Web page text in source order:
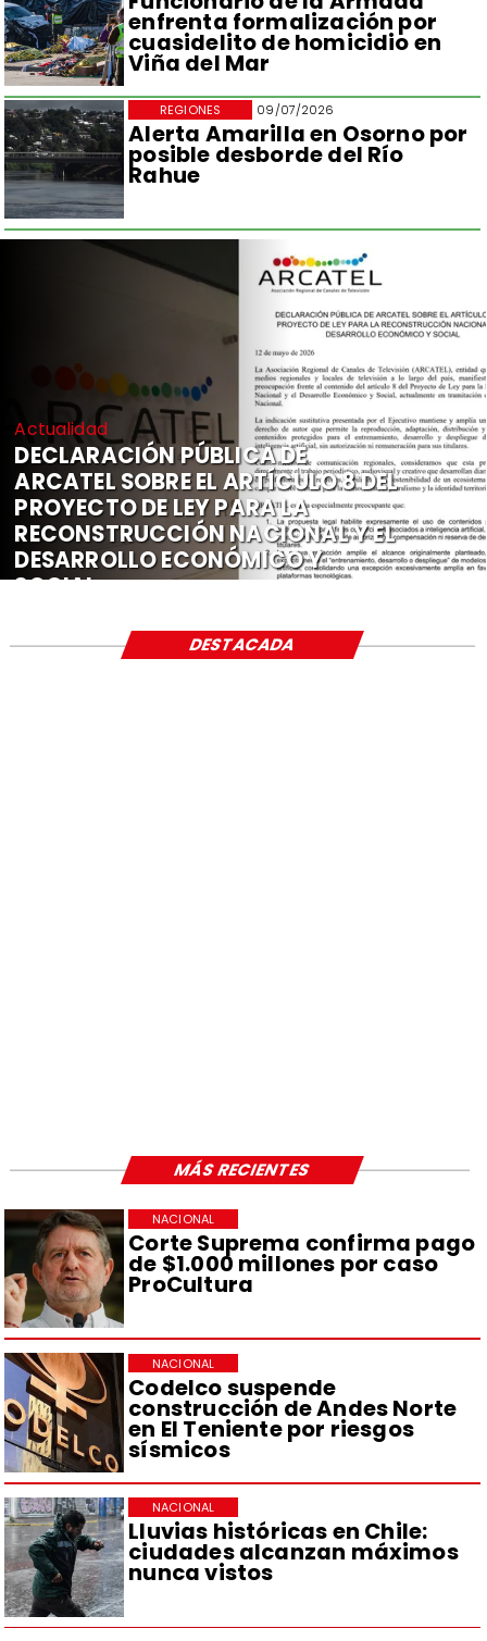
enfrenta formalización por
cuasidelito de homicidio en
Viña del Mar
09/07/2026
Alerta Amarilla en Osorno por
posible desborde del Río
Rahue
REGIONES
Actualidad
DECLARACIÓN PÚBLICA DE
ARCATEL SOBRE EL ARTÍCULO 8 DEL
PROYECTO DE LEY PARA LA
RECONSTRUCCIÓN NACIONAL Y EL
DESARROLLO ECONÓMICO Y
SOCIAL
Corte Suprema confirma pago
de $1.000 millones por caso
ProCultura
NACIONAL
Codelco suspende
construcción de Andes Norte
en El Teniente por riesgos
sísmicos
NACIONAL
Lluvias históricas en Chile:
ciudades alcanzan máximos
nunca vistos
NACIONAL
DESTACADA
MÁS RECIENTES